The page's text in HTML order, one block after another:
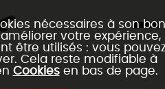
nécessaires à son bon
votre expérience,
être utilisés : vous
Cela reste modifiable à
Cookiesen bas de page.